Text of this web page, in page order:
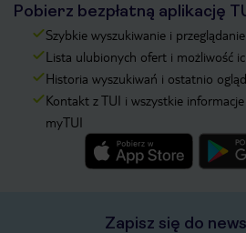
Pobierz bezpłatną aplikację
Szybkie wyszukiwanie i
Lista ulubionych ofert i możliwość
Historia wyszukiwań i ostatnio
Kontakt z TUI i wszystkie
myTUI
Zapisz się do